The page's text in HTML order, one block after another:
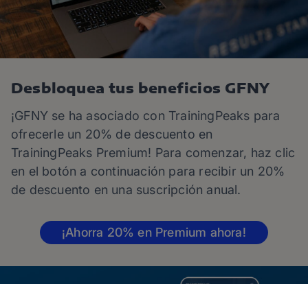
Desbloquea tus beneficios GFNY
¡GFNY se ha asociado con TrainingPeaks para
ofrecerle un 20% de descuento en
TrainingPeaks Premium! Para comenzar, haz clic
en el botón a continuación para recibir un 20%
de descuento en una suscripción anual.
¡Ahorra 20% en Premium ahora!